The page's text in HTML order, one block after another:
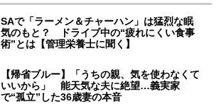
SAで「ラーメン＆チャーハン」は猛烈な眠
気のもと？ ドライブ中の“疲れにくい食事
術”とは【管理栄養士に聞く】
【帰省ブルー】「うちの親、気を使わなくて
いいから」 能天気な夫に絶望…義実家
で“孤立”した36歳妻の本音